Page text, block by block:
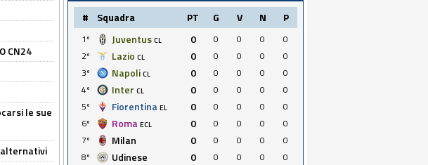
CN24
le sue
alternativi
# Squadra PT G V N P
1º Juventus CL 0 0 0 0
0
2º
Lazio CL 0 0 0 0
0
3º
Napoli CL 0 0 0 0
0
4º
Inter CL 0 0 0 0
0
5º
Fiorentina EL 0 0 0 0
0
6º
Roma ECL 0 0 0 0
0
7º
Milan 0 0 0 0
0
8º
Udinese 0 0 0 0
0